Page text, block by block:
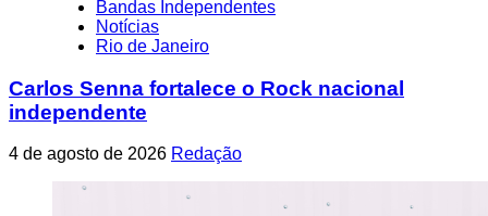
Bandas Independentes
Notícias
Rio de Janeiro
Carlos Senna fortalece o Rock nacional
independente
4 de agosto de 2026 Redação